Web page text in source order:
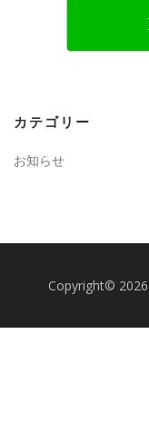
カテゴリー
お知らせ
Copyright©